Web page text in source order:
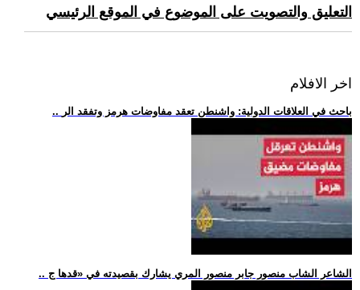
التعليق والتصويت على الموضوع في الموقع الرئيسي
اخر الافلام
.. باحث في العلاقات الدولية: واشنطن تعقد مفاوضات هرمز وتفقد الر
.. الشاعر الشاب منصور جابر منصور المري يشارك بقصيدته في «قدها ج